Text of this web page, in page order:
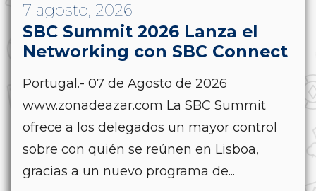
7 agosto, 2026
SBC Summit 2026 Lanza el
Networking con SBC Connect
Portugal.- 07 de Agosto de 2026
www.zonadeazar.com La SBC Summit
ofrece a los delegados un mayor control
sobre con quién se reúnen en Lisboa,
gracias a un nuevo programa de...